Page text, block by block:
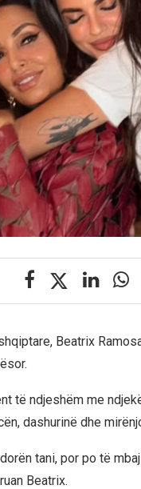
Beatrix
të ndjeshëm me
dashurinë dhe
tani, por po të
Beatrix.